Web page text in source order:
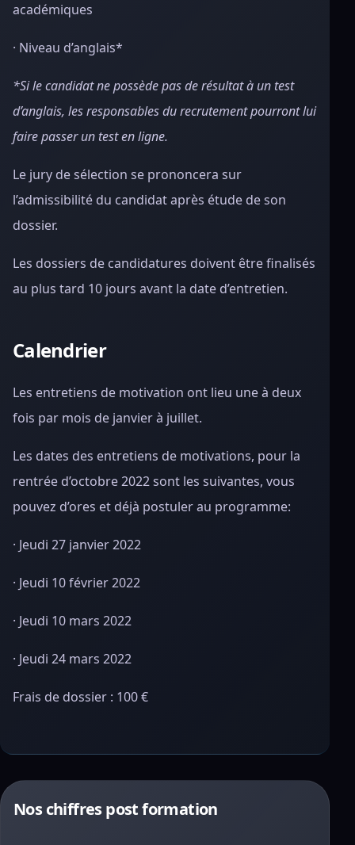
académiques
· Niveau d’anglais*
*Si le candidat ne possède pas de résultat à un test
d’anglais, les responsables du recrutement pourront lui
faire passer un test en ligne.
Le jury de sélection se prononcera sur
l’admissibilité du candidat après étude de son
dossier.
Les dossiers de candidatures doivent être finalisés
au plus tard 10 jours avant la date d’entretien.
Calendrier
Les entretiens de motivation ont lieu une à deux
fois par mois de janvier à juillet.
Les dates des entretiens de motivations, pour la
rentrée d’octobre 2022 sont les suivantes, vous
pouvez d’ores et déjà postuler au programme:
· Jeudi 27 janvier 2022
· Jeudi 10 février 2022
· Jeudi 10 mars 2022
· Jeudi 24 mars 2022
Frais de dossier : 100 €
Nos chiffres post formation